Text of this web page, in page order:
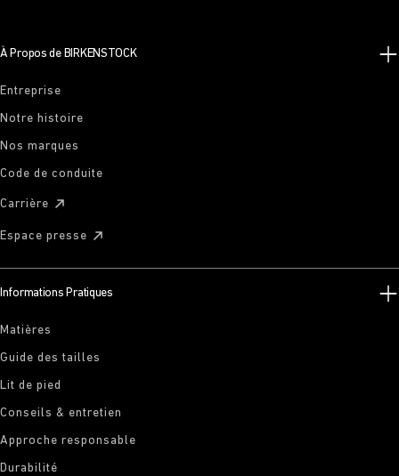
À Propos de BIRKENSTOCK
Entreprise
Notre histoire
Nos marques
Code de conduite
Carrière
Espace presse
Informations Pratiques
Matières
Guide des tailles
Lit de pied
Conseils & entretien
Approche responsable
Durabilité